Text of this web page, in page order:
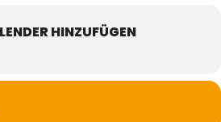
HINZUFÜGEN